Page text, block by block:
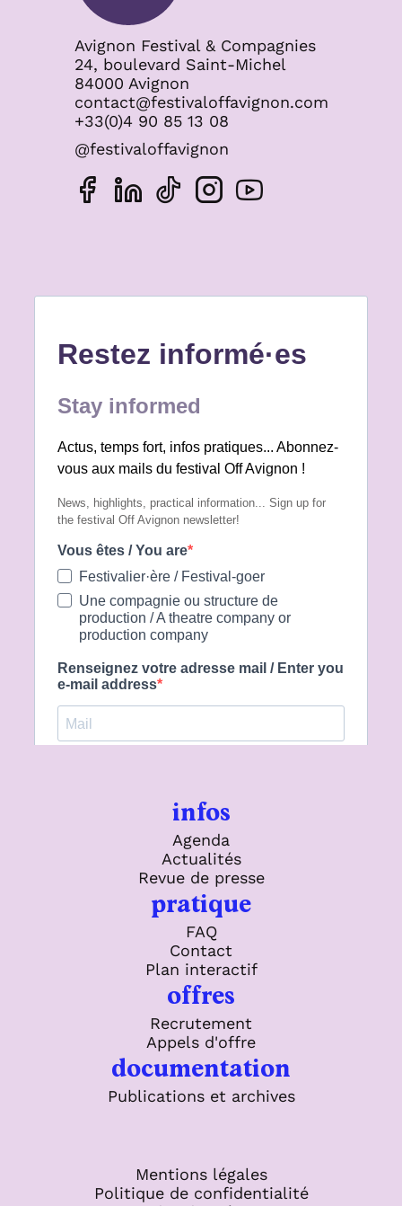
Avignon Festival & Compagnies
24, boulevard Saint-Michel
84000 Avignon
contact@festivaloffavignon.com
+33(0)4 90 85 13 08
@festivaloffavignon
infos
Agenda
Actualités
Revue de presse
pratique
FAQ
Contact
Plan interactif
offres
Recrutement
Appels d'offre
documentation
Publications et archives
Mentions légales
Politique de confidentialité